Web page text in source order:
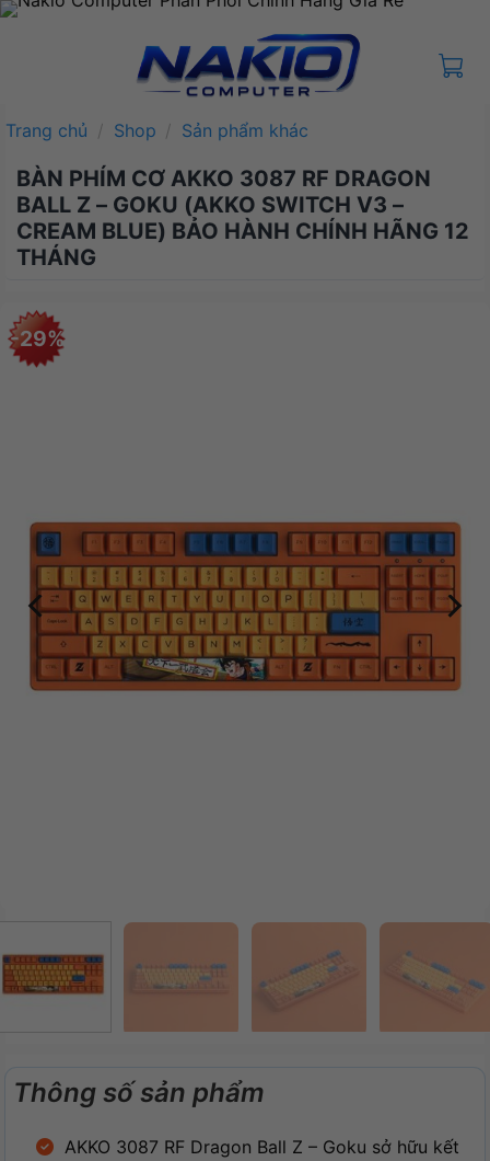
Bỏ
Trang chủ / Shop / Sản phẩm khác
BÀN PHÍM CƠ AKKO 3087 RF DRAGON
BALL Z – GOKU (AKKO SWITCH V3 –
CREAM BLUE) BẢO HÀNH CHÍNH HÃNG 12
THÁNG
-29%
Thông số sản phẩm
AKKO 3087 RF Dragon Ball Z – Goku sở hữu kết